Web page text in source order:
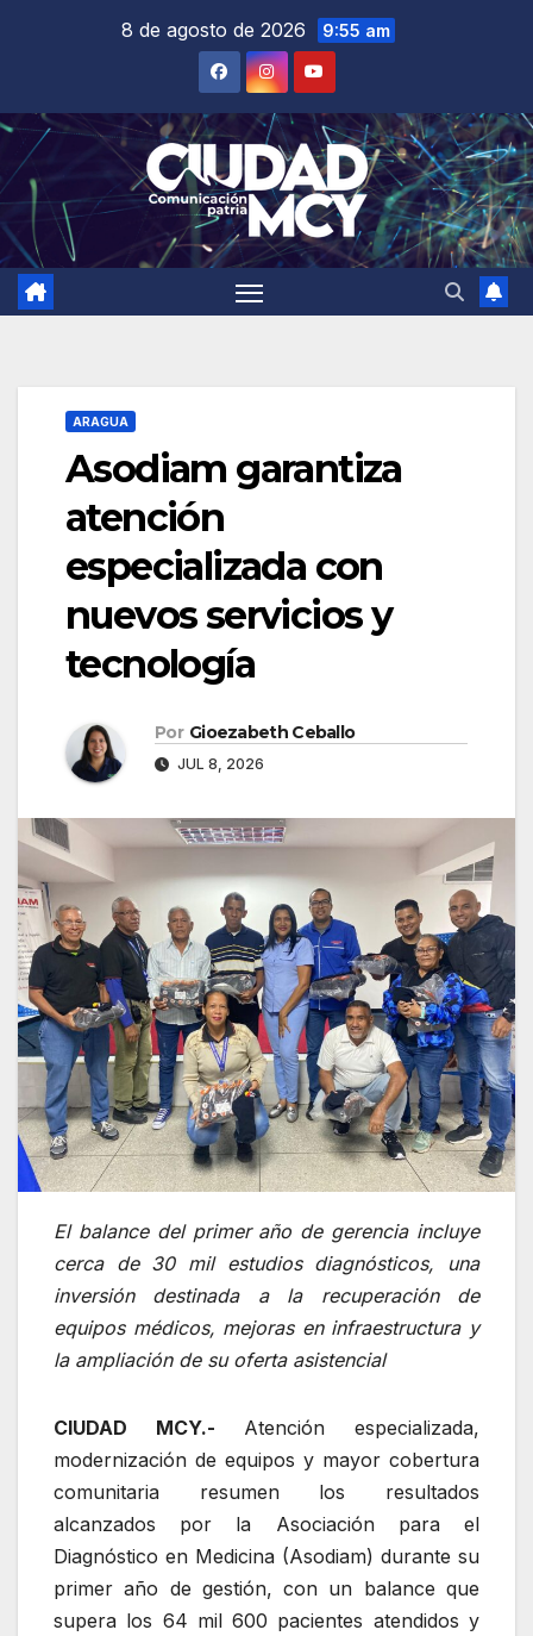
8 de agosto de 2026 9:55 am
ARAGUA
Asodiam garantiza
atención
especializada con
nuevos servicios y
tecnología
Por Gioezabeth Ceballo
JUL 8, 2026
El balance del primer año de gerencia incluye
cerca de 30 mil estudios diagnósticos, una
inversión destinada a la recuperación de
equipos médicos, mejoras en infraestructura y
la ampliación de su oferta asistencial
CIUDAD MCY.- Atención especializada,
modernización de equipos y mayor cobertura
comunitaria resumen los resultados
alcanzados por la Asociación para el
Diagnóstico en Medicina (Asodiam) durante su
primer año de gestión, con un balance que
supera los 64 mil 600 pacientes atendidos y